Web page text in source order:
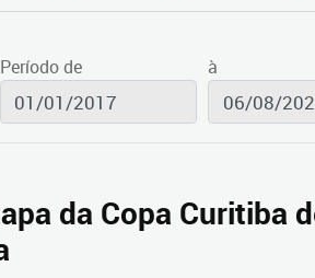
Período de à
da Copa Curitiba